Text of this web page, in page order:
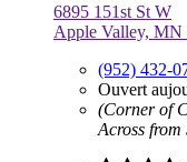
6895 151st St W
Apple Valley, MN
(952) 432-
Ouvert
(Corner of
Across